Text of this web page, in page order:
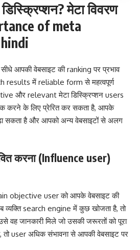
मेटा विवरण
of meta
आपकी वेबसाइट की ranking पर प्रभाव
results में reliable form से महत्वपूर्ण
और relevant मेटा डिस्क्रिप्शन users
करने के लिए प्रेरित कर सकता है, आपके
सकता है और आपको अन्य वेबसाइटों से अलग
करना(Influence user)
objective user को आपके वेबसाइट की
व्यक्ति search engine में कुछ खोजता है, तो
वह जानकारी मिले जो उसकी जरूरतों को पूरा
तो user अधिक संभावना से आपकी वेबसाइट पर